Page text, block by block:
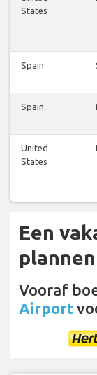
States
Spain
Spain
United
States
Een
Vooraf
Airport